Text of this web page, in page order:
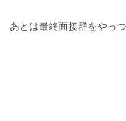
あとは最終面接群をやっ